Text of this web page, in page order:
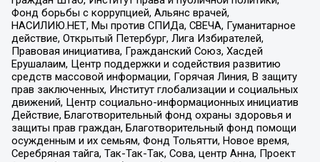
Фонд борьбы с коррупцией, Альянс врачей,
НАСИЛИЮ.НЕТ, Мы против СПИДа, СВЕЧА, Гуманитарное
действие, Открытый Петербург, Лига Избирателей,
Правовая инициатива, Гражданский Союз, Хасдей
Ерушалаим, Центр поддержки и содействия развитию
средств массовой информации, Горячая Линия, В защиту
прав заключенных, Институт глобализации и социальных
движений, Центр социально-информационных инициатив
Действие, Благотворительный фонд охраны здоровья и
защиты прав граждан, Благотворительный фонд помощи
осужденным и их семьям, Фонд Тольятти, Новое время,
Серебряная тайга, Так-Так-Так, Сова, центр Анна, Проект